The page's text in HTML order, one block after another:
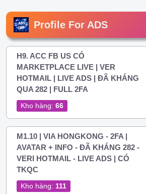
Profile For ADS
H9. ACC FB US CÓ
MARKETPLACE LIVE | VER
HOTMAIL | LIVE ADS | ĐÃ KHÁNG
QUA 282 | FULL 2FA
Kho hàng: 66
M1.10 | VIA HONGKONG - 2FA |
AVATAR + INFO - ĐÃ KHÁNG 282 -
VERI HOTMAIL - LIVE ADS | CÓ
TKQC
Kho hàng: 111